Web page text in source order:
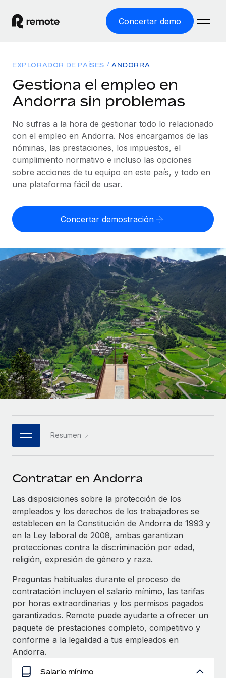
Concertar demo
EMPLEO GLOBAL
Nómina global
Gestiona las nóminas de forma sencilla y conforme a la
legalidad.
Employer of Record
Expándete en todo el mundo sin gastar en entidades.
cumpliendo la normativa.
Integra y gestiona a autónomos globalmente.
PEO
Externaliza tareas laborales complejas.
INFRAESTRUCTURA
Conexión Remote
Integra los RR. HH. en tus flujos de trabajo sin
complicaciones.
Plataforma
Funciones esenciales de RR. HH. integradas para tu
Conectar
Conecta cualquier herramienta de IA con Remote
Optimiza los procesos con herramientas empresariales
esenciales.
Pregunta a un experto
Obtén ayuda de gente experta en RR. HH. globales
Comprobaciones de antecedentes
Simplifica los procesos de cribado de candidatos.
Cumplimiento normativo
Adelántate a los riesgos de cumplimiento
normativo.
Gestión de dispositivos
Soluciones
COBERTURA MUNDIAL
Explorador de países
Consulta el soporte del empleo global según el país.
Explorador estatal de EE. UU.
Simplifica la contratación en todos los estados de EE.
Comparador de Remote
Compáranos con otras empresas.
ETAPAS DE CRECIMIENTO
Soluciones ágiles de RR. HH. globales y nóminas para
empresas en crecimiento.
Mediana empresa
Amplía tu equipo con soluciones de RR. HH.
personalizadas.
Empresa
RR. HH. globales para grandes empresas.
ASOCIARSE
Socios tecnológicos estratégicos
Integra la gestión de los RR. HH. globales en tu
Asociarse
Remote Build Próximamente
Consultoría de integraciones y automatización con IA.
CASOS PRÁCTICOS
Recursos
HERRAMIENTAS Y CALCULADORAS
Calculadora del riesgo de clasificación errónea
Consulta el riesgo de clasificación errónea por país.
cualquier país.
Descubre opciones de divisas y tiempos de pago para
autónomos globales.
APRENDIZAJE CON REMOTE
Guías y recursos
Casos prácticos
Glosario de RR. HH.
Listas de verificación y plantillas
Biblioteca de descripciones de puestos
Webinarios
Información sobre salarios y talento
Centro de información
Obtén ayuda
Consulta todos los recursos
BLOG
Nómina global
EOR y PEO
Contractor Management
Precios
English
Nederlands
Français
Deutsch
Español
Italiano
Português (Portugal)
日本語
한국어
中文（简体）
EXPLORADOR DE PAÍSES ANDORRA
Gestiona el empleo en
Andorra sin problemas
No sufras a la hora de gestionar todo lo relacionado
con el empleo en Andorra. Nos encargamos de las
nóminas, las prestaciones, los impuestos, el
cumplimiento normativo e incluso las opciones
sobre acciones de tu equipo en este país, y todo en
una plataforma fácil de usar.
Concertar demostración
Resumen
Contratar en Andorra
Las disposiciones sobre la protección de los
empleados y los derechos de los trabajadores se
establecen en la Constitución de Andorra de 1993 y
en la Ley laboral de 2008, ambas garantizan
protecciones contra la discriminación por edad,
religión, expresión de género y raza.
Preguntas habituales durante el proceso de
contratación incluyen el salario mínimo, las tarifas
por horas extraordinarias y los permisos pagados
garantizados. Remote puede ayudarte a ofrecer un
paquete de prestaciones completo, competitivo y
conforme a la legalidad a tus empleados en
Andorra.
Salario mínimo